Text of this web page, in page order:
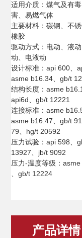
适用介质：煤气及有
害、易燃气体
主要材料：碳钢、不
橡胶
驱动方式：电动、液
动、电液动
设计标准：api 600、
asme b16.34、gb/t
结构长度：asme
api6d、gb/t 12221
连接标准：asme b16.5
asme b16.47、gb/t
79、hg/t 20592
压力试验：api 598、
13927、jb/t 9092
压力-温度等级：
、gb/t 12224
产品详情